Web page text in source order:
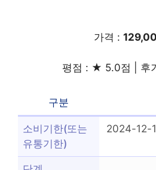
가격 :
평점 : ★ 5.0점 | 후
구분
소비기한(또는
유통기한)
2024-12-